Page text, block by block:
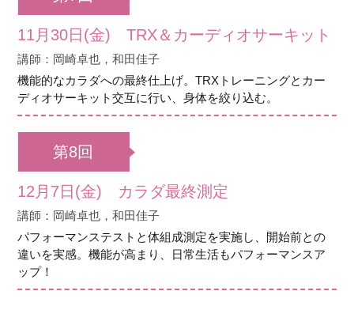
11月30日(金) TRX＆カーディオサーキット
講師：岡崎卓也，和田佳子
機能的なカラダへの最終仕上げ。TRXトレーニングとカー
ディオサーキット交互に行い、身体を絞り込む。
第8回
12月7日(金) カラダ最終測定
講師：岡崎卓也，和田佳子
パフォーマンステストと体組成測定を実施し、開始前との
違いを実感。機能が高まり、日常生活もパフォーマンスア
ップ！